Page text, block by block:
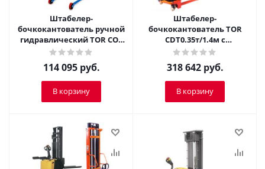
Штабелер-
бочкокантователь ручной
гидравлический TOR COT
0,35 т 1,4 м
114 095руб.
В корзину
Штабелер-
бочкокантователь TOR
CDT0.35т/1.4м с
электроподъемом
318 642руб.
В корзину